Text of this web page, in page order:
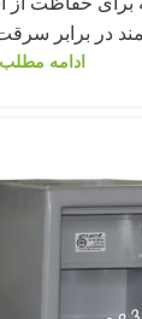
در برابر
ادامه مطلب